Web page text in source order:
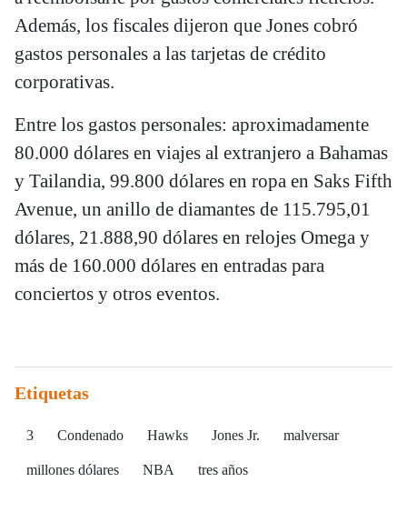
Además, los fiscales dijeron que Jones cobró
gastos personales a las tarjetas de crédito
corporativas.
Entre los gastos personales: aproximadamente
80.000 dólares en viajes al extranjero a Bahamas
y Tailandia, 99.800 dólares en ropa en Saks Fifth
Avenue, un anillo de diamantes de 115.795,01
dólares, 21.888,90 dólares en relojes Omega y
más de 160.000 dólares en entradas para
conciertos y otros eventos.
Etiquetas
3 Condenado Hawks Jones Jr. malversar
millones dólares NBA tres años